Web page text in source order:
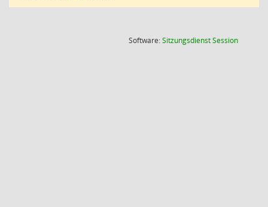
Software:SitzungsdienstSession(Wird in